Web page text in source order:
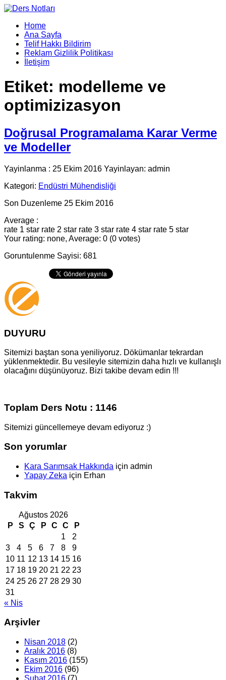
Home
Ana Sayfa
Telif Hakkı Bildirim
Reklam Gizlilik Politikası
İletişim
Etiket: modelleme ve
optimizizasyon
Doğrusal Programalama Karar Verme
ve Modeller
Yayinlanma : 25 Ekim 2016 Yayinlayan: admin
Kategori: Endüstri Mühendisliği
Son Duzenleme 25 Ekim 2016
Average :
rate 1 star rate 2 star rate 3 star rate 4 star rate 5 star
Your rating: none, Average: 0 (0 votes)
Goruntulenme Sayisi: 681
DUYURU
Sitemizi baştan sona yeniliyoruz. Dökümanlar tekrardan
yüklenmektedir. Bu vesileyle sitemizin daha hızlı ve kullanışlı
olacağını düşünüyoruz. Bizi takibe devam edin !!!
Toplam Ders Notu : 1146
Sitemizi güncellemeye devam ediyoruz :)
Son yorumlar
Kara Sarımsak Hakkında için admin
Yapay Zeka için Erhan
Takvim
Ağustos 2026
P
S Ç P C C
P
1
2
3
4 5 6 7 8
9
10 11 12 13 14 15 16
17 18 19 20 21 22 23
24 25 26 27 28 29 30
31
« Nis
Arşivler
Nisan 2018 (2)
Aralık 2016 (8)
Kasım 2016 (155)
Ekim 2016 (96)
Şubat 2016 (7)